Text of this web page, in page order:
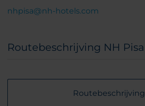
nhpisa@nh-hotels.com
Routebeschrijving NH Pisa
Routebeschrijving